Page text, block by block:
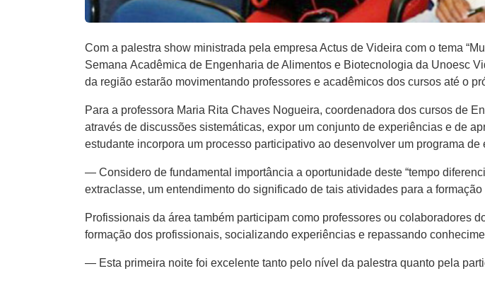
Com a palestra show ministrada pela empresa Actus de Videira com o tema
Semana Acadêmica de Engenharia de Alimentos e Biotecnologia da Unoesc
da região estarão movimentando professores e acadêmicos dos cursos até o
Para a professora Maria Rita Chaves Nogueira, coordenadora dos cursos de
através de discussões sistemáticas, expor um conjunto de experiências e de
estudante incorpora um processo participativo ao desenvolver um programa
— Considero de fundamental importância a oportunidade deste “tempo
extraclasse, um entendimento do significado de tais atividades para a
Profissionais da área também participam como professores ou colaboradores
formação dos profissionais, socializando experiências e repassando
— Esta primeira noite foi excelente tanto pelo nível da palestra quanto pela